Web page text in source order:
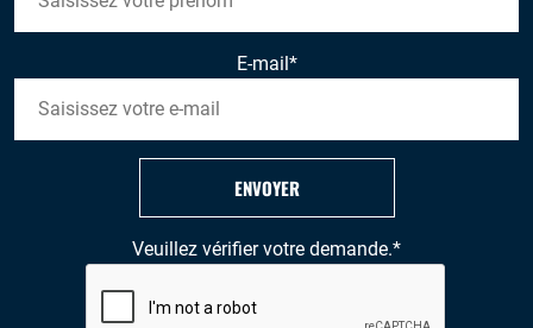
E-mail*
Veuillez vérifier votre demande.*
ENVOYER